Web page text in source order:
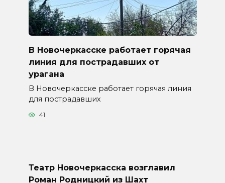
В Новочеркасске работает горячая
линия для пострадавших от
урагана
В Новочеркасске работает горячая линия
для пострадавших
41
Театр Новочеркасска возглавил
Роман Родницкий из Шахт